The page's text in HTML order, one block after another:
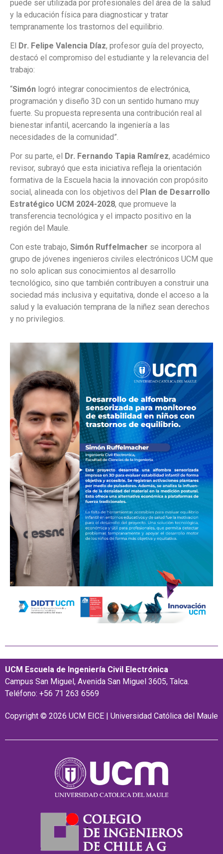
puede ser utilizada por profesionales del área de la salud
y la educación física para diagnosticar y tratar
tempranamente los trastornos del equilibrio.
El Dr. Felipe Valencia Díaz, profesor guía del proyecto,
destacó el compromiso del estudiante y la relevancia del
trabajo:
“Simón logró integrar conocimientos de electrónica,
programación y diseño 3D con un sentido humano muy
fuerte. Su propuesta representa una contribución real al
bienestar infantil, acercando la ingeniería a las
necesidades de la comunidad”.
Por su parte, el Dr. Fernando Tapia Ramírez, académico
revisor, subrayó que esta iniciativa refleja la orientación
formativa de la Escuela hacia la innovación con propósito
social, alineada con los objetivos del Plan de Desarrollo
Estratégico UCM 2024-2028, que promueve la
transferencia tecnológica y el impacto positivo en la
región del Maule.
Con este trabajo, Simón Ruffelmacher se incorpora al
grupo de jóvenes ingenieros civiles electrónicos UCM que
no solo aplican sus conocimientos al desarrollo
tecnológico, sino que también contribuyen a construir una
sociedad más inclusiva y equitativa, donde el acceso a la
salud y la evaluación temprana de la niñez sean derechos
y no privilegios.
UCM Escuela de Ingeniería Civil Electrónica
Campus San Miguel, Avenida San Miguel 3605, Talca.
Teléfono: +56 71 263 6569
Copyright © 2026 UCM EICE | Universidad Católica del Maule